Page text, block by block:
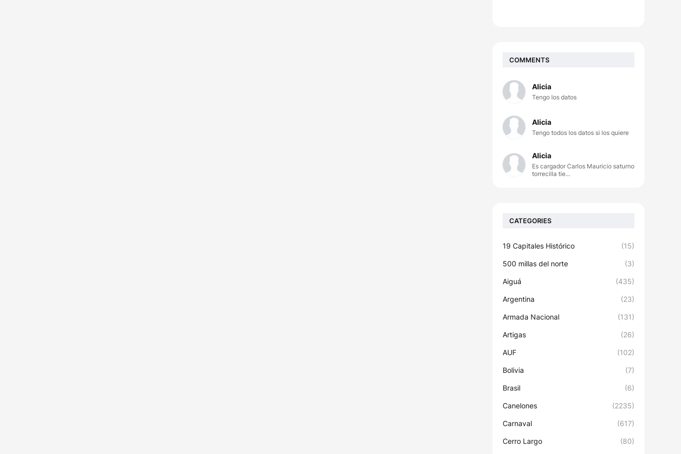
COMMENTS
Alicia
Tengo los datos
Alicia
Tengo todos los datos si los quiere
Alicia
Es cargador Carlos Mauricio saturno
torrecilla tie...
CATEGORIES
19 Capitales Histórico (15)
500 millas del norte (3)
Aiguá (435)
Argentina (23)
Armada Nacional (131)
Artigas (26)
AUF (102)
Bolivia (7)
Brasil (6)
Canelones (2235)
Carnaval (617)
Cerro Largo (80)